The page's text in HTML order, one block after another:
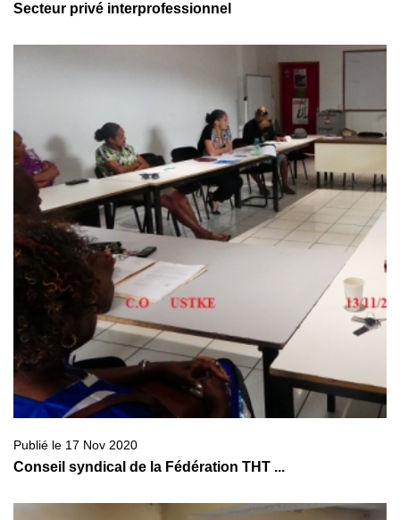
Secteur privé interprofessionnel
Publié le 17 Nov 2020
Conseil syndical de la Fédération THT ...